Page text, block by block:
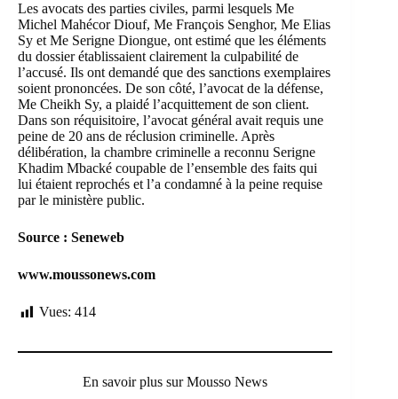
Les avocats des parties civiles, parmi lesquels Me
Michel Mahécor Diouf, Me François Senghor, Me Elias
Sy et Me Serigne Diongue, ont estimé que les éléments
du dossier établissaient clairement la culpabilité de
l’accusé. Ils ont demandé que des sanctions exemplaires
soient prononcées. De son côté, l’avocat de la défense,
Me Cheikh Sy, a plaidé l’acquittement de son client.
Dans son réquisitoire, l’avocat général avait requis une
peine de 20 ans de réclusion criminelle. Après
délibération, la chambre criminelle a reconnu Serigne
Khadim Mbacké coupable de l’ensemble des faits qui
lui étaient reprochés et l’a condamné à la peine requise
par le ministère public.
Source : Seneweb
www.moussonews.com
Vues: 414
En savoir plus sur Mousso News